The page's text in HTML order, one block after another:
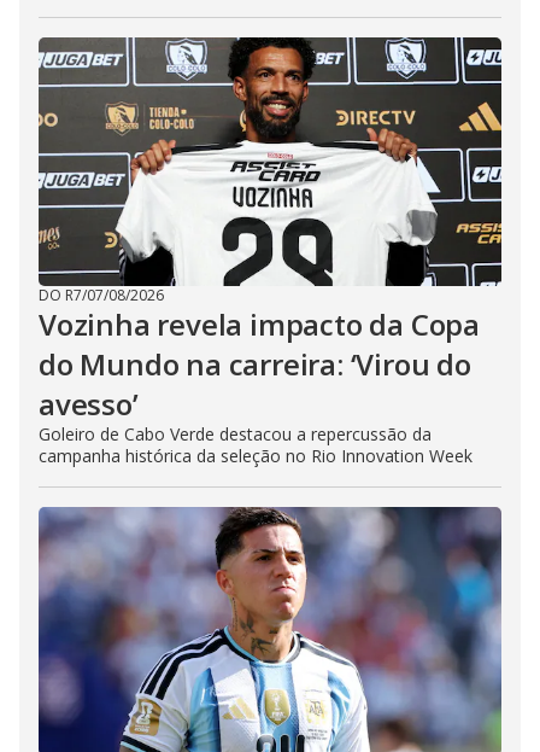
DO R7/07/08/2026
Vozinha revela impacto da Copa
do Mundo na carreira: ‘Virou do
avesso’
Goleiro de Cabo Verde destacou a repercussão da
campanha histórica da seleção no Rio Innovation Week